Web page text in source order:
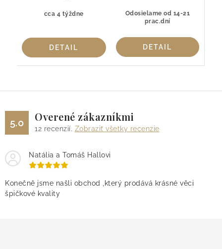
cca 4 týždne
DETAIL
Odosielame od 14-21
prac.dní
DETAIL
5.0 Overené zákazníkmi
12 recenzií. Zobraziť všetky recenzie
Natália a Tomáš Hallovi
Konečně jsme našli obchod ,který prodává krásné věci
špičkové kvality